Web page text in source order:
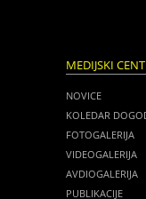
MEDIJSKI
NOVICE
KOLEDAR
FOTOGALERIJA
VIDEOGALERIJA
AVDIOGALERIJA
PUBLIKACIJE